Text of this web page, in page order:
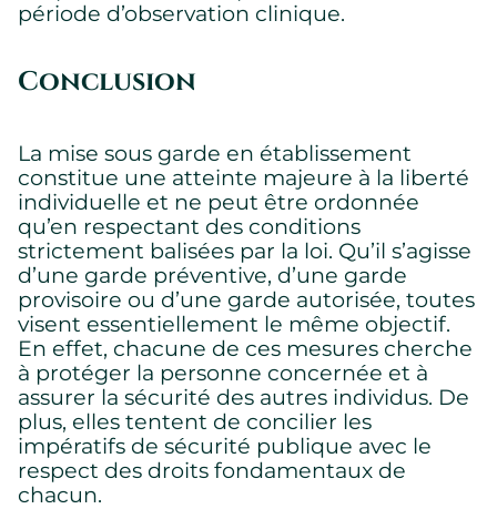
période d’observation clinique.
Conclusion
La mise sous garde en établissement
constitue une atteinte majeure à la liberté
individuelle et ne peut être ordonnée
qu’en respectant des conditions
strictement balisées par la loi. Qu’il s’agisse
d’une garde préventive, d’une garde
provisoire ou d’une garde autorisée, toutes
visent essentiellement le même objectif.
En effet, chacune de ces mesures cherche
à protéger la personne concernée et à
assurer la sécurité des autres individus. De
plus, elles tentent de concilier les
impératifs de sécurité publique avec le
respect des droits fondamentaux de
chacun.